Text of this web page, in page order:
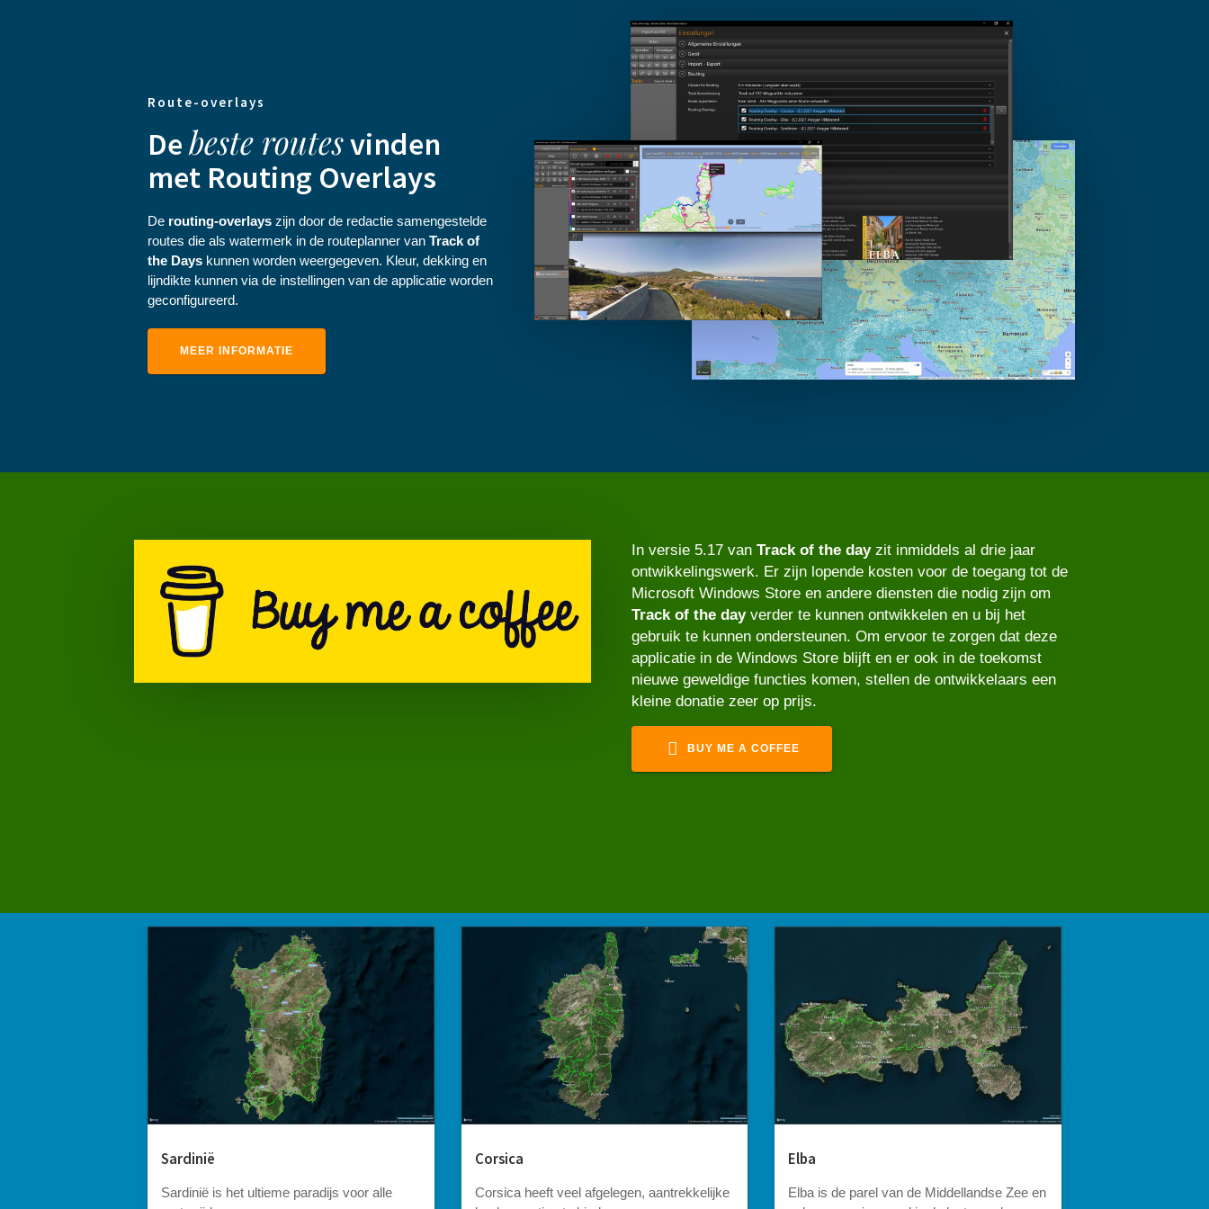
Route-overlays
Debeste routesvinden
met Routing Overlays
De routing-overlays zijn door de redactie samengestelde
routes die als watermerk in de routeplanner vanTrack of
the Days kunnen worden weergegeven. Kleur, dekking en
lijndikte kunnen via de instellingen van de applicatie worden
geconfigureerd.
MEER INFORMATIE
In versie 5.17 van Track of the dayzit inmiddels al drie jaar
ontwikkelingswerk. Er zijn lopende kosten voor de toegang tot de
Microsoft Windows Store en andere diensten die nodig zijn om
Track of the dayverder te kunnen ontwikkelen en u bij het
gebruik te kunnen ondersteunen. Om ervoor te zorgen dat deze
applicatie in de Windows Store blijft en er ook in de toekomst
nieuwe geweldige functies komen, stellen de ontwikkelaars een
kleine donatie zeer op prijs.
BUY ME A COFFEE
Sardinië
Sardinië is het ultieme paradijs voor alle
Corsica
Corsica heeft veel afgelegen, aantrekkelijke
Elba
Elba is de parel van de Middellandse Zee en